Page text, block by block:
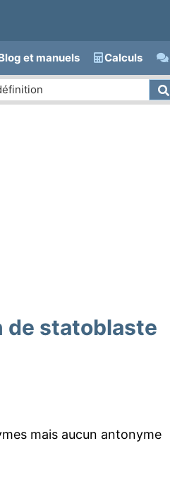
et manuels Calculs
de statoblaste
mais aucun antonyme